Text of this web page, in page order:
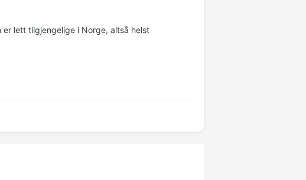
lett tilgjengelige i Norge, altså helst